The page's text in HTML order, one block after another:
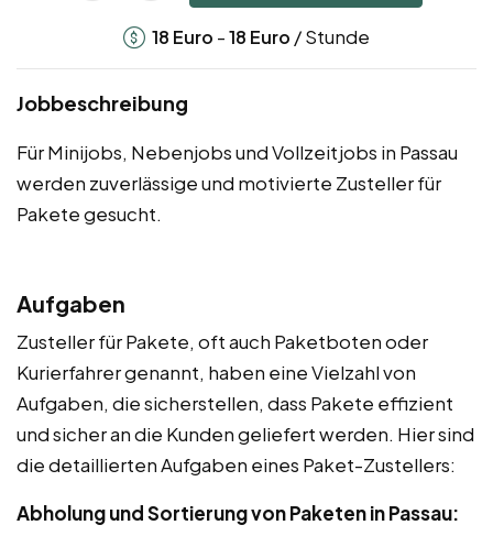
18 Euro -18 Euro / Stunde
Jobbeschreibung
Für Minijobs, Nebenjobs und Vollzeitjobs in Passau
werden zuverlässige und motivierte Zusteller für
Pakete gesucht.
Aufgaben
Zusteller für Pakete, oft auch Paketboten oder
Kurierfahrer genannt, haben eine Vielzahl von
Aufgaben, die sicherstellen, dass Pakete effizient
und sicher an die Kunden geliefert werden. Hier sind
die detaillierten Aufgaben eines Paket-Zustellers:
Abholung und Sortierung von Paketen in Passau: